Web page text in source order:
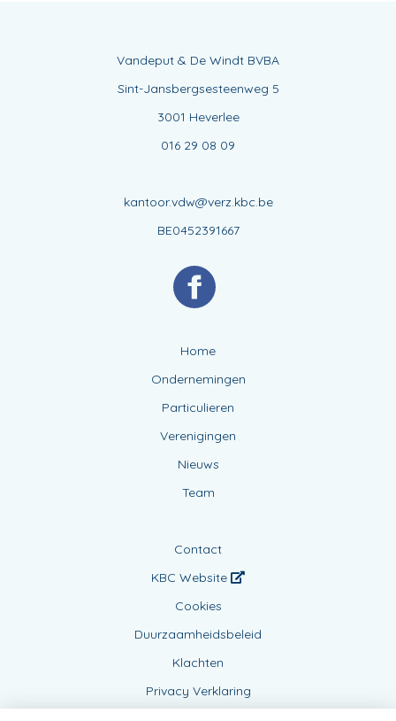
Vandeput & De Windt BVBA
Sint-Jansbergsesteenweg 5
3001 Heverlee
016 29 08 09
kantoor.vdw@verz.kbc.be
BE0452391667
Home
Ondernemingen
Particulieren
Verenigingen
Nieuws
Team
Contact
KBC Website
Cookies
Duurzaamheidsbeleid
Klachten
Privacy Verklaring